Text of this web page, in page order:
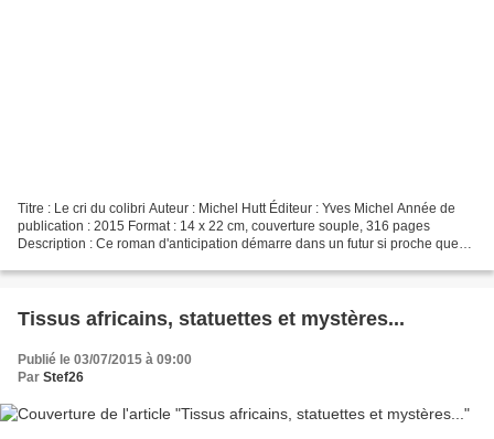
Titre : Le cri du colibri Auteur : Michel Hutt Éditeur : Yves Michel Année de
publication : 2015 Format : 14 x 22 cm, couverture souple, 316 pages
Description : Ce roman d'anticipation démarre dans un futur si proche que
Tissus africains, statuettes et mystères...
Publié le 03/07/2015 à 09:00
Par Stef26